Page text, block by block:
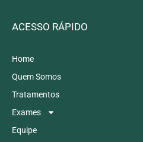
ACESSO RÁPIDO
Home
Quem Somos
Tratamentos
Exames
Equipe